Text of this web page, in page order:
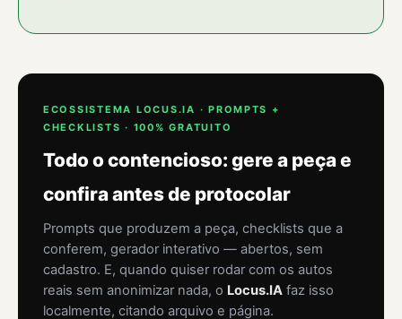
ECOSSISTEMA LOCUS.IA · PROMPTS +
CHECKLISTS · 100% GRATUITO
Todo o contencioso: gere a peça e
confira antes de protocolar
Prompts que produzem a peça, checklists que a
conferem, gerador interativo — abertos, sem
cadastro. E, quando quiser rodar com os autos
reais sem anonimizar nada, o Locus.IA faz isso
localmente, citando arquivo e página.